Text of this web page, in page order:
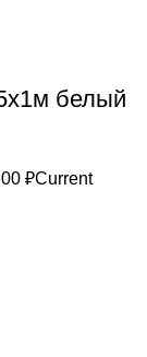
белый
₽Current